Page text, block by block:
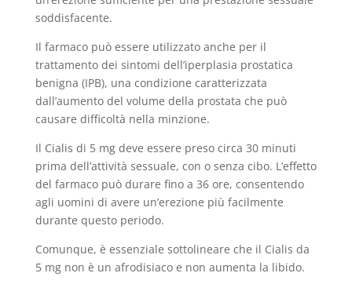
soddisfacente.
Il farmaco può essere utilizzato anche per il
trattamento dei sintomi dell’iperplasia prostatica
benigna (IPB), una condizione caratterizzata
dall’aumento del volume della prostata che può
causare difficoltà nella minzione.
Il Cialis di 5 mg deve essere preso circa 30 minuti
prima dell’attività sessuale, con o senza cibo. L’effetto
del farmaco può durare fino a 36 ore, consentendo
agli uomini di avere un’erezione più facilmente
durante questo periodo.
Comunque, è essenziale sottolineare che il Cialis da
5 mg non è un afrodisiaco e non aumenta la libido.